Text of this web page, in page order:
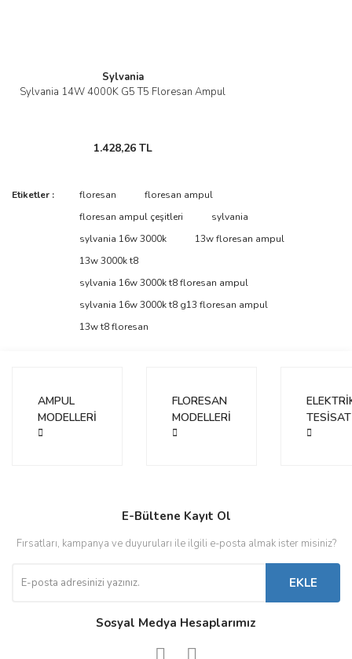
Sylvania
Sylvania 14W 4000K G5 T5 Floresan Ampul
1.428,26 TL
Etiketler : floresan
floresan ampul
floresan ampul çeşitleri
sylvania
sylvania 16w 3000k
13w floresan ampul
13w 3000k t8
sylvania 16w 3000k t8 floresan ampul
sylvania 16w 3000k t8 g13 floresan ampul
13w t8 floresan
AMPUL
MODELLERİ
FLORESAN
MODELLERİ
TESİSAT
E-Bültene Kayıt Ol
Fırsatları, kampanya ve duyuruları ile ilgili e-posta almak ister misiniz?
EKLE
Sosyal Medya Hesaplarımız